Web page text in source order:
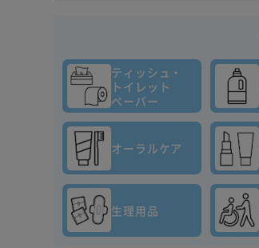
ティッシュ・
トイレット
ペーパー
オーラルケア
生理用品